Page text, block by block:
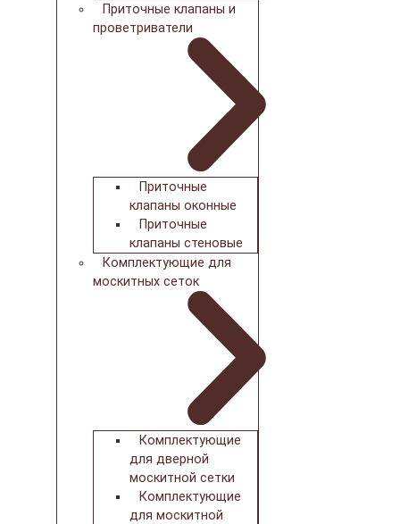
Приточные клапаны и
проветриватели
Приточные
клапаны оконные
Приточные
клапаны стеновые
Комплектующие для
москитных сеток
Комплектующие
для дверной
москитной сетки
Комплектующие
для москитной